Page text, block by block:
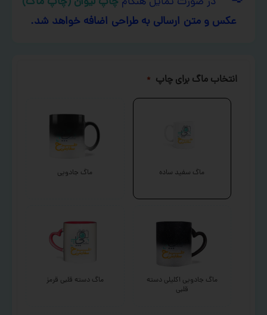
عکس و متن ارسالی به طراحی اضافه خواهد شد.
انتخاب ماگ برای چاپ *
ماگ سفید ساده ماگ جادویی
ماگ جادویی اکلیلی دسته
قلبی
ماگ دسته قلبی قرمز